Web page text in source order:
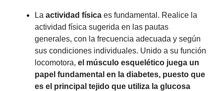
La actividad física es fundamental. Realice la
actividad física sugerida en las pautas
generales, con la frecuencia adecuada y según
sus condiciones individuales. Unido a su función
locomotora, el músculo esquelético juega un
papel fundamental en la diabetes, puesto que
es el principal tejido que utiliza la glucosa